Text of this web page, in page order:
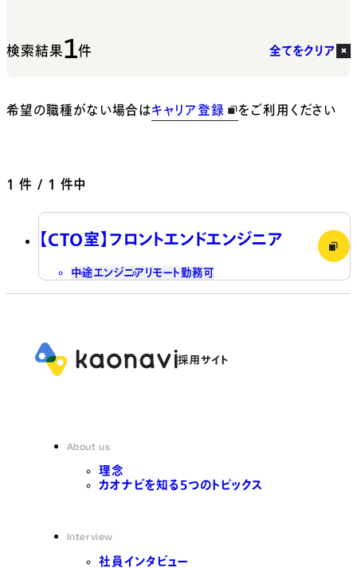
検索結果1件 全てをクリア
希望の職種がない場合はキャリア登録 をご利用ください
1 件 / 1 件中
【CTO室】フロントエンドエンジニア
中途エンジニア リモート勤務可
About us
理念
カオナビを知る5つのトピックス
Interview
社員インタビュー